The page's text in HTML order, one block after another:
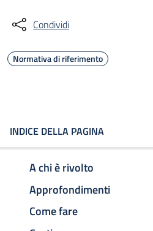
Condividi
Normativa di riferimento
INDICE DELLA PAGINA
A chi è rivolto
Approfondimenti
Come fare